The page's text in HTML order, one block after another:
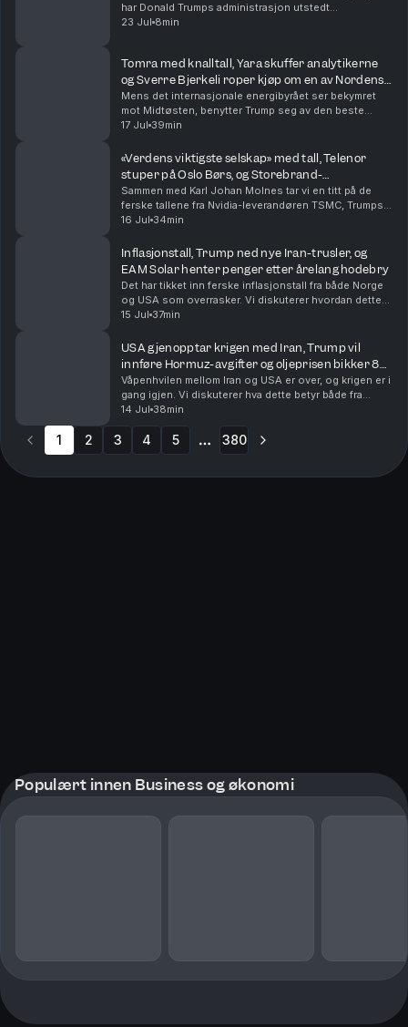
har Donald Trumps administrasjon utstedt
stoppordrer for det godkjente gigantprosjektet innen
23 Jul 8min
Tomra med knalltall, Yara skuffer analytikerne
og Sverre Bjerkeli roper kjøp om en av Nordens
mest shortede aksjer
Mens det internasjonale energibyrået ser bekymret
mot Midtøsten, benytter Trump seg av den beste
sendetid til å anklage Kina for valgresultatet i 2020.
17 Jul 39min
«Verdens viktigste selskap» med tall, Telenor
stuper på Oslo Børs, og Storebrand-
forvalterens aksjefavoritter
Sammen med Karl Johan Molnes tar vi en titt på de
ferske tallene fra Nvidia-leverandøren TSMC, Trumps
siste olje-utspill, og Telenor hvor investorene
16 Jul 34min
Inflasjonstall, Trump ned nye Iran-trusler, og
EAM Solar henter penger etter årelang hodebry
Det har tikket inn ferske inflasjonstall fra både Norge
og USA som overrasker. Vi diskuterer hvordan dette
påvirker pengepolitikken fremover sammen med Harald
15 Jul 37min
USA gjenopptar krigen med Iran, Trump vil
innføre Hormuz-avgifter og oljeprisen bikker 80
dollar
Våpenhvilen mellom Iran og USA er over, og krigen er i
gang igjen. Vi diskuterer hva dette betyr både fra
politikkens side, men også hvilken betydning dette
har for aksjemarkedet med både Karl Johan M...
14 Jul 38min
1 2 3 4 5 380
Populært innen Business og økonomi